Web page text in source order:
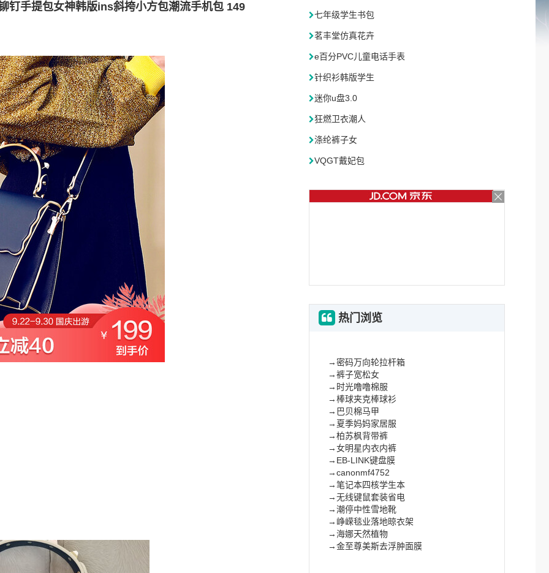
钉手提包女神韩版ins斜挎小方包潮流手机包 149
七年级学生书包
茗丰堂仿真花卉
e百分PVC儿童电话手表
针织衫韩版学生
迷你u盘3.0
狂燃卫衣潮人
涤纶裤子女
VQGT戴妃包
热门浏览
→密码万向轮拉杆箱
→裤子宽松女
→ 时光噜噜棉服
→棒球夹克棒球衫
→ 巴贝棉马甲
→ 夏季妈妈家居服
→柏苏枫背带裤
→女明星内衣内裤
→ EB-LINK键盘膜
→canonmf4752
→笔记本四核学生本
→无线键鼠套装省电
→潮停中性雪地靴
→ 峥嵘毯业落地晾衣架
→海娜天然植物
→金至尊美斯去浮肿面膜